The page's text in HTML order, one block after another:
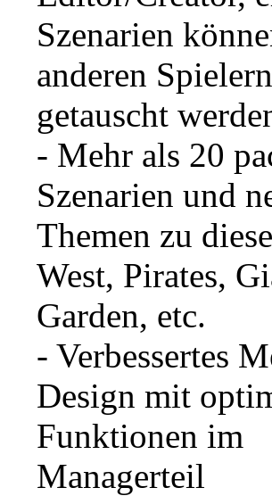
Szenarien
anderen Spielern
getauscht
- Mehr als 20
Szenarien und
Themen zu
West, Pirates,
Garden, etc.
- Verbessertes
Design mit
Funktionen im
Managerteil